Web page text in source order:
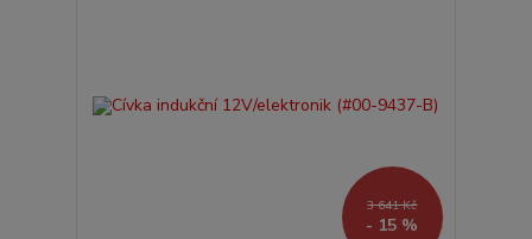
3 641 Kč
- 15 %